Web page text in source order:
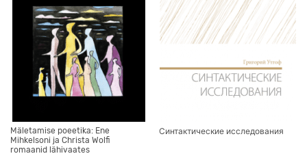
Mäletamise poeetika: Ene
Mihkelsoni ja Christa Wolfi
romaanid lähivaates
Синтактические исследования